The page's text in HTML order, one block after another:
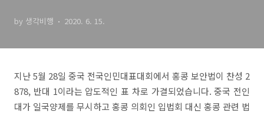
by 생각비행 2020. 6. 15.
지난 5월 28일 중국 전국인민대표대회에서 홍콩 보안법이 찬성 2
878, 반대 1이라는 압도적인 표 차로 가결되었습니다. 중국 전인
대가 일국양제를 무시하고 홍콩 의회인 입법회 대신 홍콩 관련 법